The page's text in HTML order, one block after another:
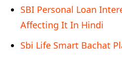
SBI Personal Loan
Affecting It In Hindi
Sbi Life Smart Bachat